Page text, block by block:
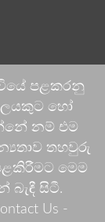
පළකරනු
හෝ
නම් එම
තහවුරු
මෙම
බැඳී සිටී.
Us -